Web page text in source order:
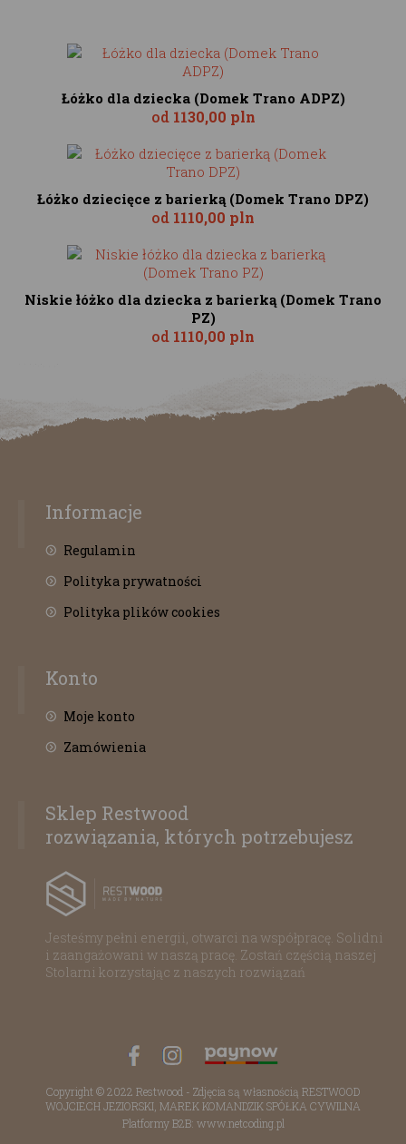
Łóżko dla dziecka (Domek Trano ADPZ)
od 1130,00 pln
Łóżko dziecięce z barierką (Domek Trano DPZ)
od 1110,00 pln
Niskie łóżko dla dziecka z barierką (Domek Trano
PZ)
od 1110,00 pln
Informacje
Regulamin
Polityka prywatności
Polityka plików cookies
Konto
Moje konto
Zamówienia
Sklep Restwood
rozwiązania, których potrzebujesz
Jesteśmy pełni energii, otwarci na współpracę. Solidni
i zaangażowani w naszą pracę. Zostań częścią naszej
Stolarni korzystając z naszych rozwiązań
Copyright © 2022 Restwood - Zdjęcia są własnością RESTWOOD
WOJCIECH JEZIORSKI, MAREK KOMANDZIK SPÓŁKA CYWILNA
Platformy B2B: www.netcoding.pl